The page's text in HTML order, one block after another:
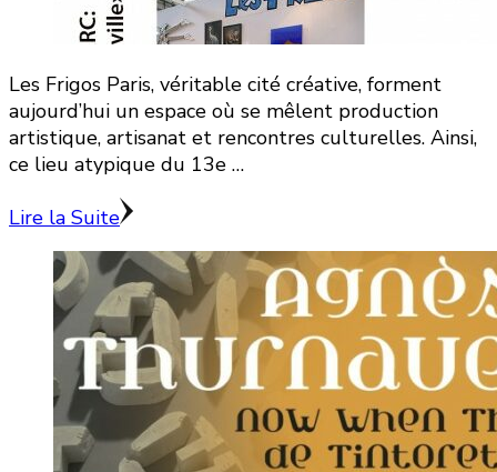
Les Frigos Paris, véritable cité créative, forment
aujourd’hui un espace où se mêlent production
artistique, artisanat et rencontres culturelles. Ainsi,
ce lieu atypique du 13e …
Lire la Suite